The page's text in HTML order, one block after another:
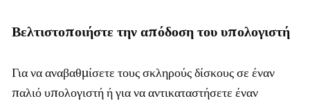
Βελτιστοποιήστε την απόδοση του υπολογιστή
Για να αναβαθμίσετε τους σκληρούς δίσκους σε έναν
παλιό υπολογιστή ή για να αντικαταστήσετε έναν